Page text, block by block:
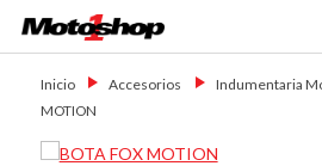
Motoshop
Ezeiza
Inicio→ Accesorios → Indumentaria
MOTION